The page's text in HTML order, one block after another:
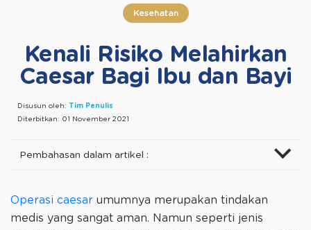
Kesehatan
Kenali Risiko Melahirkan
Caesar Bagi Ibu dan Bayi
Disusun oleh: Tim Penulis
Diterbitkan: 01 November 2021
Pembahasan dalam artikel :
Operasi caesar umumnya merupakan tindakan
medis yang sangat aman. Namun seperti jenis